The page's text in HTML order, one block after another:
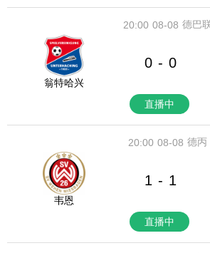
08-08
20:00 德巴
翁特哈兴
0 - 0
直播中
08-08
20:00 德丙
韦恩
1 - 1
直播中